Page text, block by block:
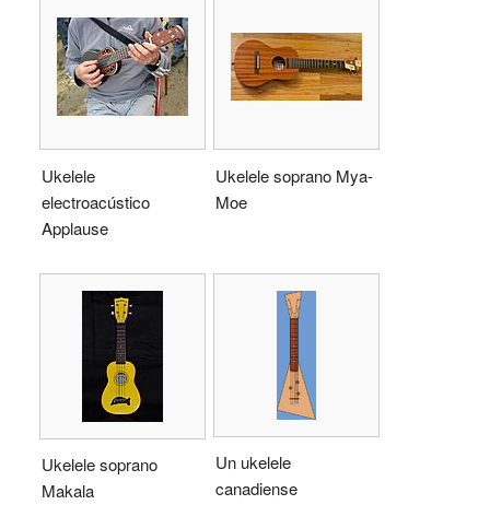
Ukelele
electroacústico
Applause
Ukelele soprano Mya-
Moe
Ukelele soprano
Makala
Un ukelele
canadiense